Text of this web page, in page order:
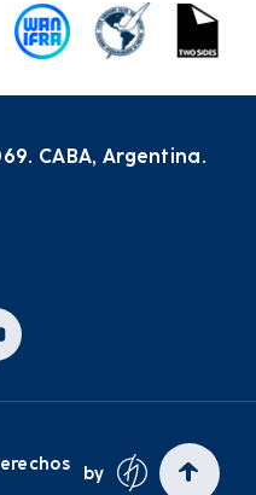
CABA, Argentina.
by